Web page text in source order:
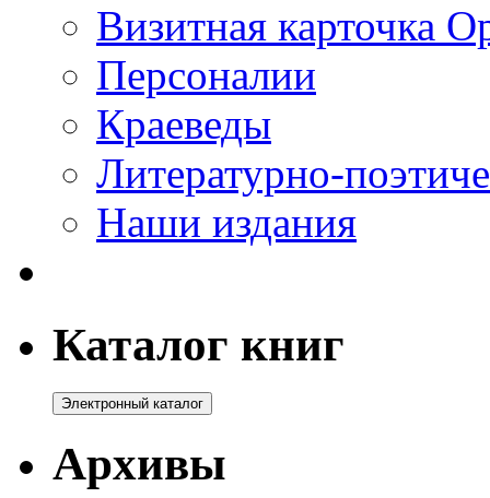
Визитная карточка
Персоналии
Краеведы
Литературно-
Наши издания
Каталог книг
Архивы